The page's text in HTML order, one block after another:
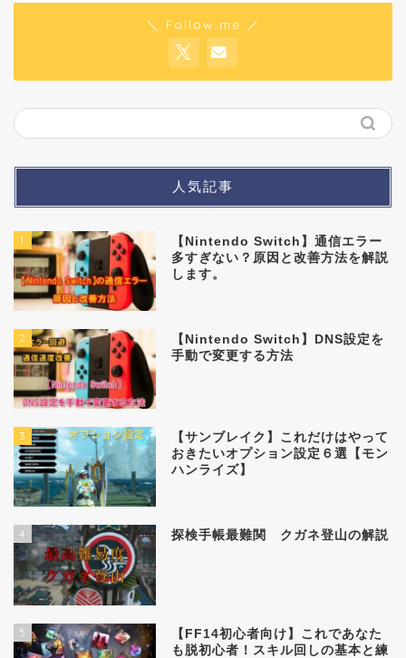
＼ Follow me ／
人気記事
1
【Nintendo Switch】通信エラー
多すぎない？原因と改善方法を解説
します。
2
【Nintendo Switch】DNS設定を
手動で変更する方法
3
【サンブレイク】これだけはやって
おきたいオプション設定６選【モン
ハンライズ】
4 探検手帳最難関 クガネ登山の解説
5
【FF14初心者向け】これであなた
も脱初心者！スキル回しの基本と練